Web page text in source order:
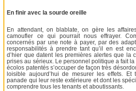
En finir avec la sourde oreille
En attendant, on blablate, on gère les
camoufler ce qui pourrait nous effrayer.
concernés par une note à payer, par des
responsabilités à prendre tant qu’il en est
d’hier que datent les premières alertes que la
prises au sérieux. Le personnel politique a fait
écolos patentés s’occuper de façon très
loisible aujourd’hui de mesurer les effets.
panade qui leur reste extérieure et dont les
comprendre tous les tenants et aboutissants.